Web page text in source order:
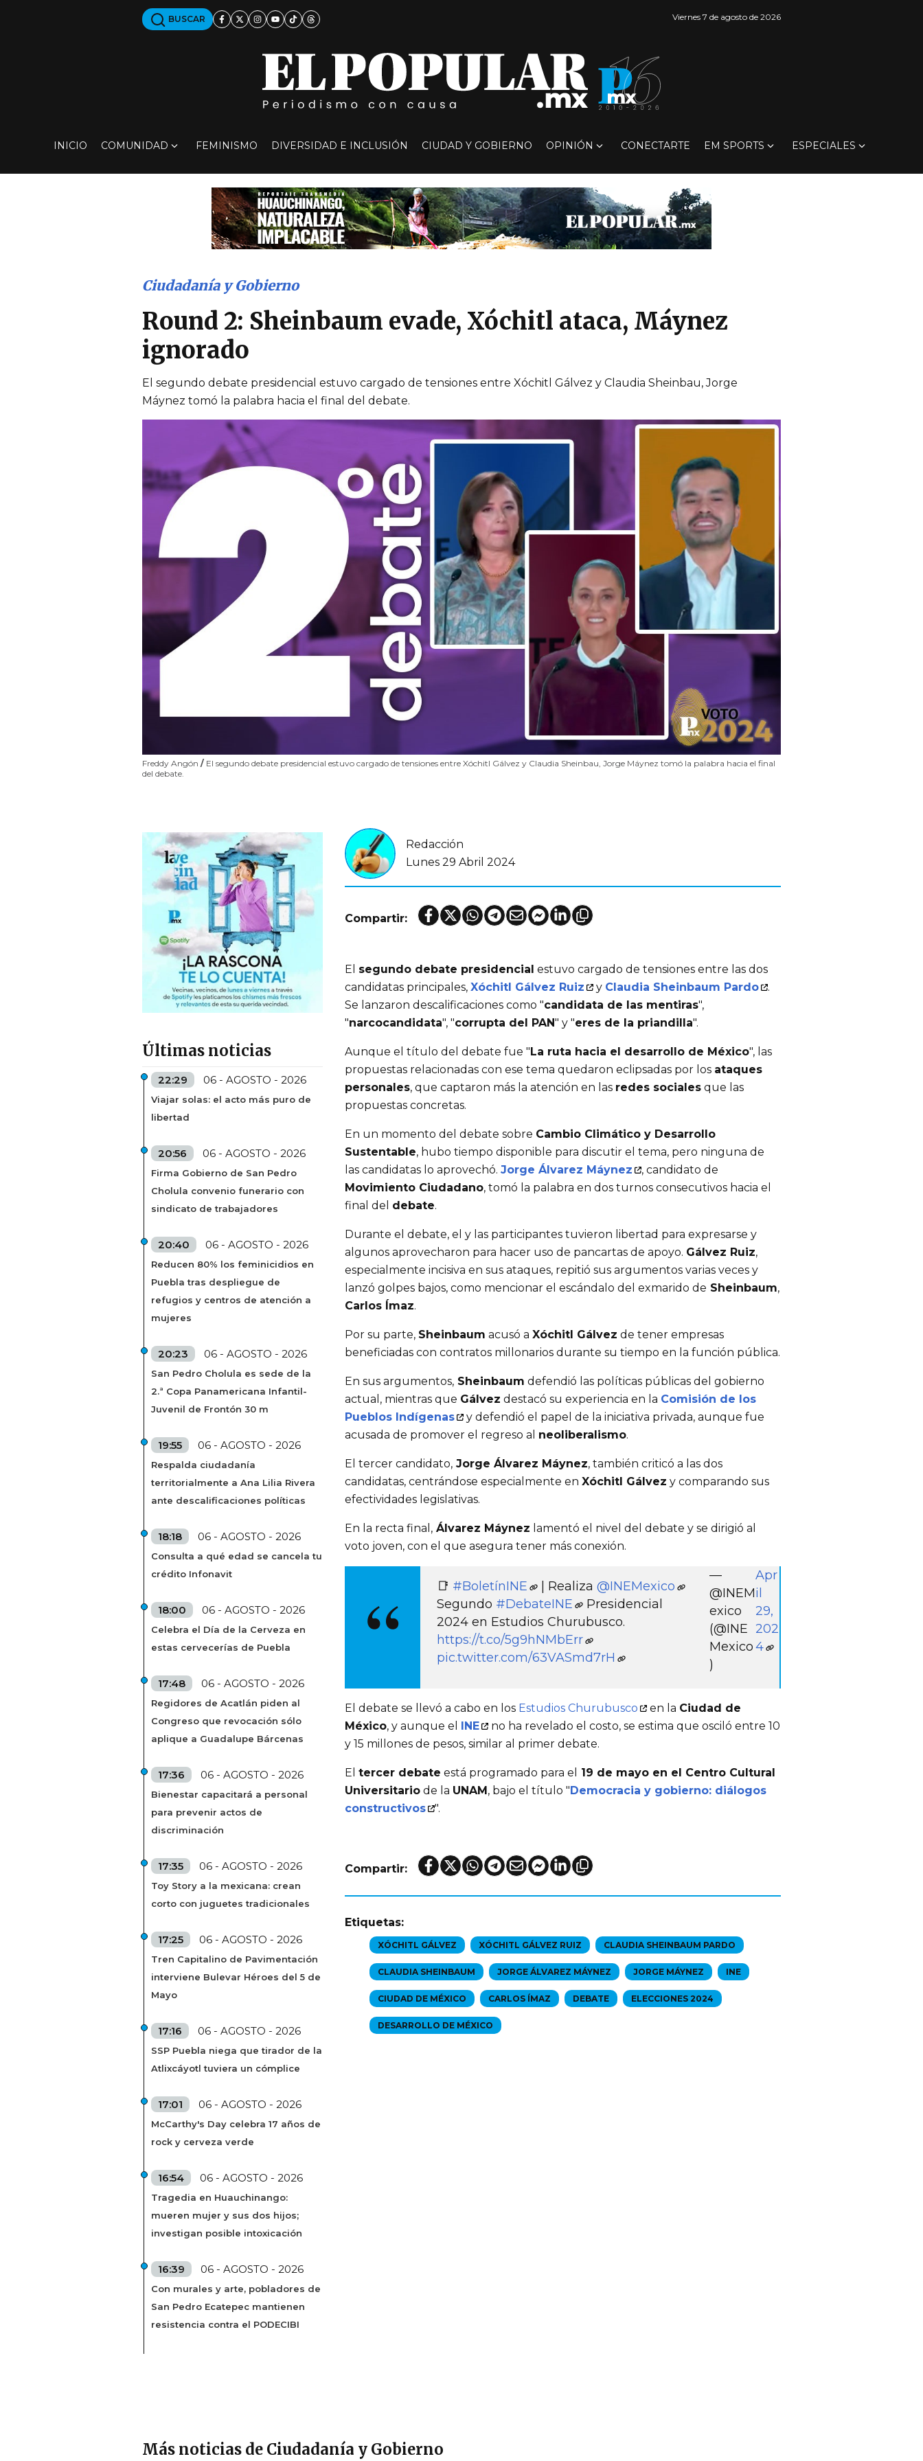
BUSCAR Viernes 7 de agosto de 2026
INICIO COMUNIDAD FEMINISMO DIVERSIDAD E INCLUSIÓN CIUDAD Y GOBIERNO OPINIÓN CONECTARTE EM SPORTS ESPECIALES
Freddy Angón / El segundo debate presidencial estuvo cargado de tensiones entre Xóchitl Gálvez y Claudia Sheinbau, Jorge Máynez tomó la palabra hacia el final
del debate.
Ciudadanía y Gobierno
Round 2: Sheinbaum evade, Xóchitl ataca, Máynez
ignorado
El segundo debate presidencial estuvo cargado de tensiones entre Xóchitl Gálvez y Claudia Sheinbau, Jorge
Máynez tomó la palabra hacia el final del debate.
Últimas noticias
22:29 06 - AGOSTO - 2026
Viajar solas: el acto más puro de
libertad
20:56 06 - AGOSTO - 2026
Firma Gobierno de San Pedro
Cholula convenio funerario con
sindicato de trabajadores
20:40 06 - AGOSTO - 2026
Reducen 80% los feminicidios en
Puebla tras despliegue de
refugios y centros de atención a
mujeres
20:23 06 - AGOSTO - 2026
San Pedro Cholula es sede de la
2.ª Copa Panamericana Infantil-
Juvenil de Frontón 30 m
19:55 06 - AGOSTO - 2026
Respalda ciudadanía
territorialmente a Ana Lilia Rivera
ante descalificaciones políticas
18:18 06 - AGOSTO - 2026
Consulta a qué edad se cancela tu
crédito Infonavit
18:00 06 - AGOSTO - 2026
Celebra el Día de la Cerveza en
estas cervecerías de Puebla
17:48 06 - AGOSTO - 2026
Regidores de Acatlán piden al
Congreso que revocación sólo
aplique a Guadalupe Bárcenas
17:36 06 - AGOSTO - 2026
Bienestar capacitará a personal
para prevenir actos de
discriminación
17:35 06 - AGOSTO - 2026
Toy Story a la mexicana: crean
corto con juguetes tradicionales
17:25 06 - AGOSTO - 2026
Tren Capitalino de Pavimentación
interviene Bulevar Héroes del 5 de
Mayo
17:16 06 - AGOSTO - 2026
SSP Puebla niega que tirador de la
Atlixcáyotl tuviera un cómplice
17:01 06 - AGOSTO - 2026
McCarthy's Day celebra 17 años de
rock y cerveza verde
16:54 06 - AGOSTO - 2026
Tragedia en Huauchinango:
mueren mujer y sus dos hijos;
investigan posible intoxicación
16:39 06 - AGOSTO - 2026
Con murales y arte, pobladores de
San Pedro Ecatepec mantienen
resistencia contra el PODECIBI
Redacción
Lunes 29 Abril 2024
Compartir:
El segundo debate presidencial estuvo cargado de tensiones entre las dos
candidatas principales, Xóchitl Gálvez Ruiz y Claudia Sheinbaum Pardo
.
Se lanzaron descalificaciones como "candidata de las mentiras",
"narcocandidata", "corrupta del PAN" y "eres de la priandilla".
Aunque el título del debate fue " La ruta hacia el desarrollo de México", las
propuestas relacionadas con ese tema quedaron eclipsadas por los ataques
personales, que captaron más la atención en las redes sociales que las
propuestas concretas.
En un momento del debate sobre Cambio Climático y Desarrollo
Sustentable, hubo tiempo disponible para discutir el tema, pero ninguna de
las candidatas lo aprovechó. Jorge Álvarez Máynez
, candidato de
Movimiento Ciudadano, tomó la palabra en dos turnos consecutivos hacia el
final del debate.
Durante el debate, el y las participantes tuvieron libertad para expresarse y
algunos aprovecharon para hacer uso de pancartas de apoyo. Gálvez Ruiz,
especialmente incisiva en sus ataques, repitió sus argumentos varias veces y
lanzó golpes bajos, como mencionar el escándalo del exmarido de Sheinbaum
Carlos Ímaz.
Por su parte, Sheinbaum acusó a Xóchitl Gálvez de tener empresas
beneficiadas con contratos millonarios durante su tiempo en la función pública.
En sus argumentos, Sheinbaum defendió las políticas públicas del gobierno
actual, mientras que Gálvez destacó su experiencia en la Comisión de los
Pueblos Indígenas
y defendió el papel de la iniciativa privada, aunque fue
acusada de promover el regreso al neoliberalismo.
El tercer candidato, Jorge Álvarez Máynez, también criticó a las dos
candidatas, centrándose especialmente en Xóchitl Gálvez y comparando sus
efectividades legislativas.
En la recta final, Álvarez Máynez lamentó el nivel del debate y se dirigió al
voto joven, con el que asegura tener más conexión.
📑 #BoletínINE | Realiza @INEMexico
Segundo #DebateINE
Presidencial
2024 en Estudios Churubusco.
https://t.co/5g9hNMbErr
pic.twitter.com/63VASmd7rH
—
@INEM
exico
(@INE
Mexico
)
Apr
il
29,
202
4
El debate se llevó a cabo en los Estudios Churubusco en la Ciudad de
México, y aunque el INE
no ha revelado el costo, se estima que osciló entre 10
y 15 millones de pesos, similar al primer debate.
El tercer debate está programado para el
19 de mayo en el Centro Cultural
Universitario de la UNAM , bajo el título " Democracia y gobierno: diálogos
constructivos
".
Compartir:
Etiquetas:
XÓCHITL GÁLVEZ XÓCHITL GÁLVEZ RUIZ CLAUDIA SHEINBAUM PARDO
CLAUDIA SHEINBAUM JORGE ÁLVAREZ MÁYNEZ JORGE MÁYNEZ INE
CIUDAD DE MÉXICO CARLOS ÍMAZ DEBATE ELECCIONES 2024
DESARROLLO DE MÉXICO
Más noticias de Ciudadanía y Gobierno